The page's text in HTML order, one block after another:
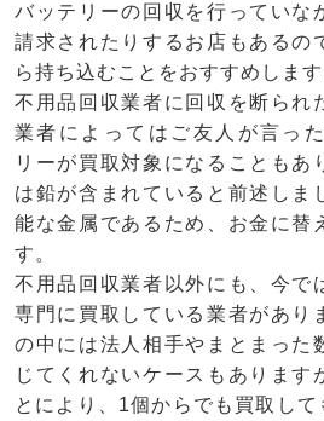
バッテリーの回収を行っていな
請求されたりするお店もあるの
ら持ち込むことをおすすめします
不用品回収業者に回収を断られ
業者によってはご友人が言っ
リーが買取対象になることもあ
は鉛が含まれていると前述しま
能な金属であるため、お金に替
す。
不用品回収業者以外にも、今で
専門に買取している業者があり
の中には法人相手やまとまった
じてくれないケースもあります
とにより、1個からでも買取して